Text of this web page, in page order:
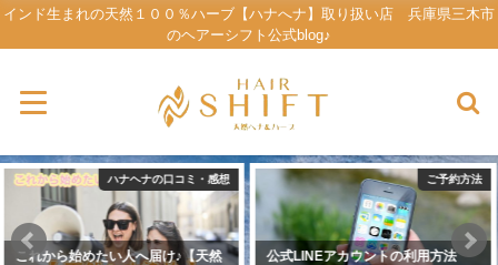
インド生まれの天然１００％ハーブ【ハナへナ】取り扱い店 兵庫県三木市
のヘアーシフト公式blog♪
ご予約方法
公式LINEアカウントの利用方法
原産国インド視察ーハナヘナができるまでー
【ハナヘナ】ができるまで♪ 総集